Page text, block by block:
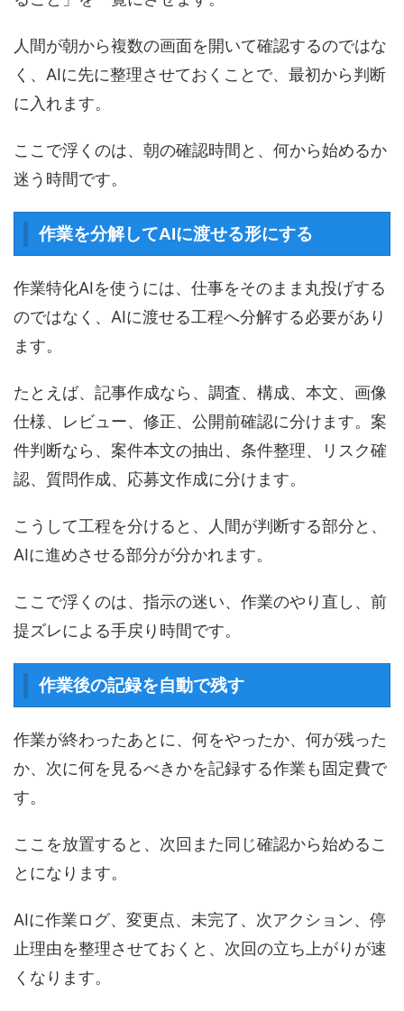
人間が朝から複数の画面を開いて確認するのではな
く、AIに先に整理させておくことで、最初から判断
に入れます。
ここで浮くのは、朝の確認時間と、何から始めるか
迷う時間です。
作業を分解してAIに渡せる形にする
作業特化AIを使うには、仕事をそのまま丸投げする
のではなく、AIに渡せる工程へ分解する必要があり
ます。
たとえば、記事作成なら、調査、構成、本文、画像
仕様、レビュー、修正、公開前確認に分けます。案
件判断なら、案件本文の抽出、条件整理、リスク確
認、質問作成、応募文作成に分けます。
こうして工程を分けると、人間が判断する部分と、
AIに進めさせる部分が分かれます。
ここで浮くのは、指示の迷い、作業のやり直し、前
提ズレによる手戻り時間です。
作業後の記録を自動で残す
作業が終わったあとに、何をやったか、何が残った
か、次に何を見るべきかを記録する作業も固定費で
す。
ここを放置すると、次回また同じ確認から始めるこ
とになります。
AIに作業ログ、変更点、未完了、次アクション、停
止理由を整理させておくと、次回の立ち上がりが速
くなります。